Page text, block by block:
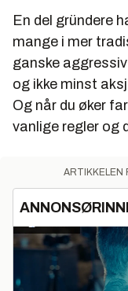
En del gründere
mange i mer
ganske
og ikke minst
Og når du øker
vanlige regler og
ARTIKKELEN